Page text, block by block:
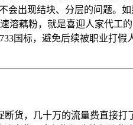
会出现结块、分层的问题。
溶藕粉，就是喜迎人家代工
国标，避免后续被职业打
货，几十万的流量费直接